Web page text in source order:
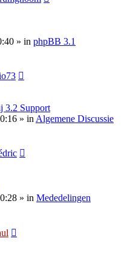
» in phpBB 3.1
3.2 Support
» inAlgemene Discussie
» in Mededelingen